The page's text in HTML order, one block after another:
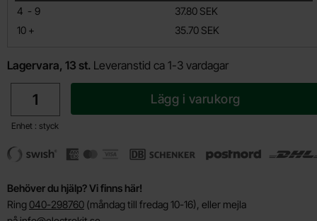
4 -
till 9
37.80 SEK
10 +
till 35.70 SEK
Lagervara, 13 st. Leveranstid ca 1-3 vardagar
Enhet : styck
Lägg i varukorg
Behöver du hjälp? Vi finns här!
Ring 040-298760 (måndag till fredag 10-16), eller mejla